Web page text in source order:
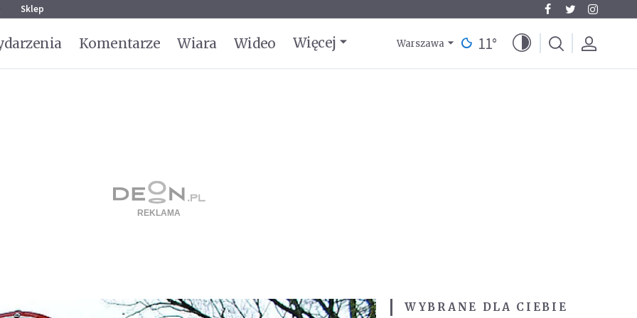
Sklep
Komentarze Wiara Wideo Więcej Warszawa 11°
WYBRANE DLA CIEBIE